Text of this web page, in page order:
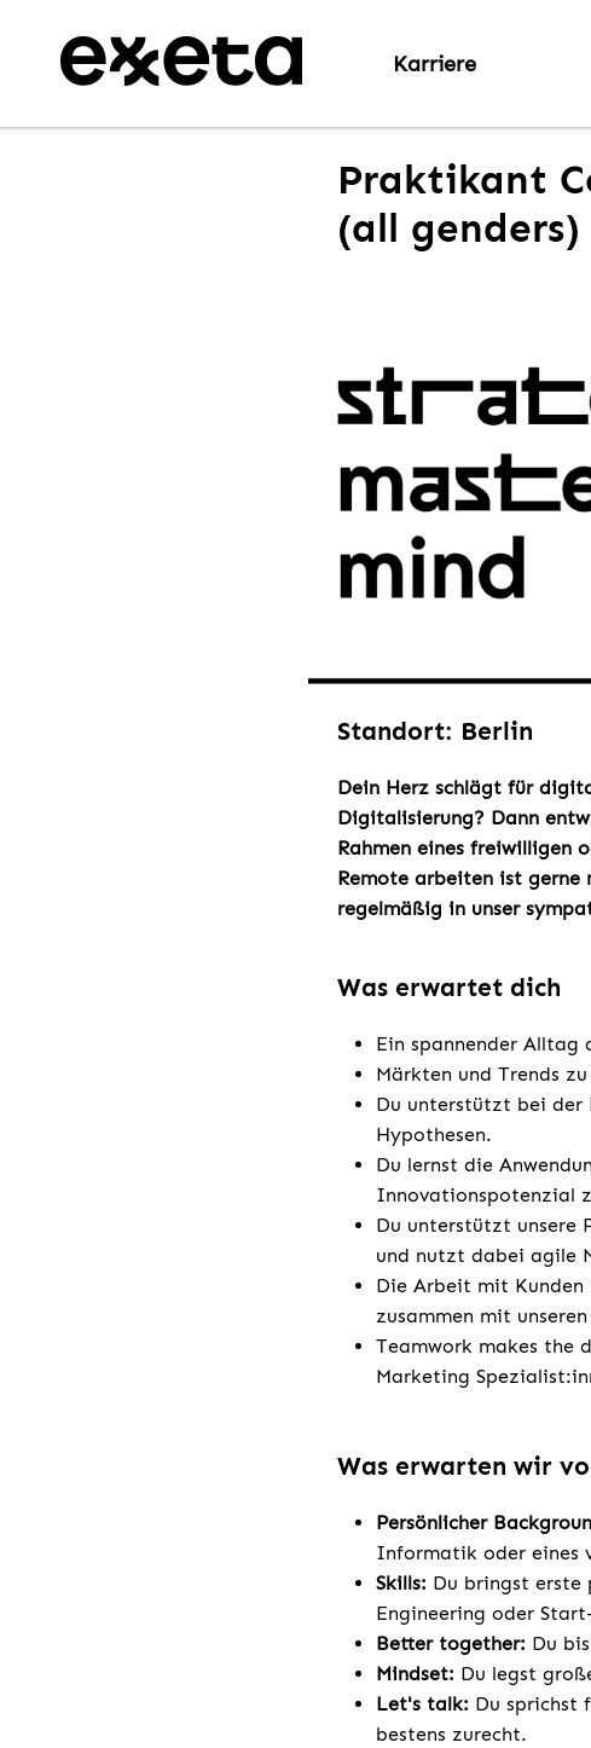
Karriere
Praktikant
(all genders)
Standort: Berlin
Dein Herz schlägt für
Digitalisierung? Dann
Rahmen eines freiwilligen
Remote arbeiten ist gerne
regelmäßig in unser
Was erwartet dich
Ein spannender Alltag
Märkten und Trends
Du unterstützt bei der
Hypothesen.
Du lernst die
Innovationspotenzial
Du unterstützt unsere
und nutzt dabei agile
Die Arbeit mit
zusammen mit
Teamwork makes the
Marketing
Was erwarten wir
Persönlicher
Informatik oder eines
Skills: Du bringst erste
Engineering oder
Better together: Du
Mindset: Du legst
Let's talk: Du sprichst
bestens zurecht.